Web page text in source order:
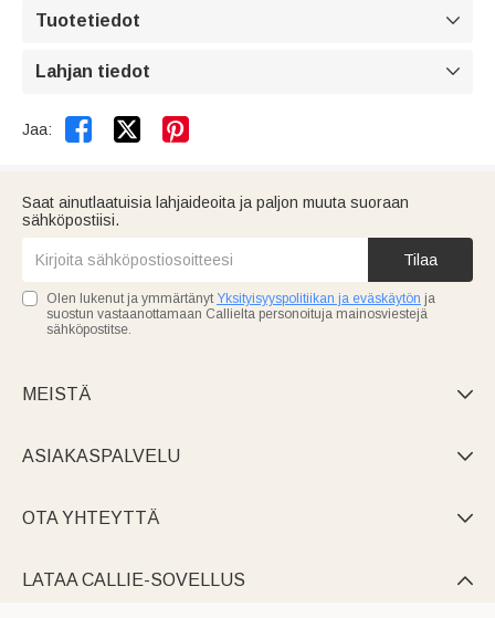
Tuotetiedot 
Lahjan tiedot 
Jaa:  
Saat ainutlaatuisia lahjaideoita ja paljon muuta suoraan
sähköpostiisi.
Tilaa
Olen lukenut ja ymmärtänyt Yksityisyyspolitiikan ja eväskäytön ja
suostun vastaanottamaan Callielta personoituja mainosviestejä
sähköpostitse.
MEISTÄ 
ASIAKASPALVELU 
OTA YHTEYTTÄ 
LATAA CALLIE-SOVELLUS 